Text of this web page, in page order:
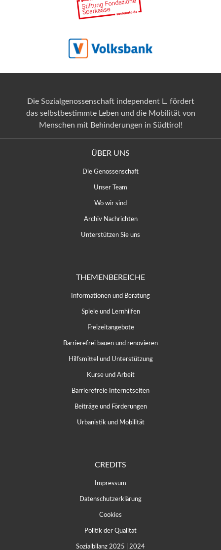
Die Sozialgenossenschaft independent L. fördert
das selbstbestimmte Leben und die Mobilität von
Menschen mit Behinderungen in Südtirol!
ÜBER UNS
Die Genossenschaft
Unser Team
Wo wir sind
Archiv Nachrichten
Unterstützen Sie uns
THEMENBEREICHE
Informationen und Beratung
Spiele und Lernhilfen
Freizeitangebote
Barrierefrei bauen und renovieren
Hilfsmittel und Unterstützung
Kurse und Arbeit
Barrierefreie Internetseiten
Beiträge und Förderungen
Urbanistik und Mobilität
CREDITS
Impressum
Datenschutzerklärung
Cookies
Politik der Qualität
Sozialbilanz 2025 2024